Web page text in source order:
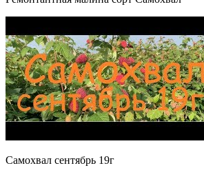
Самохвал сентябрь 19г